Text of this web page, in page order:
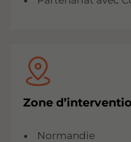
Zone
Normandie